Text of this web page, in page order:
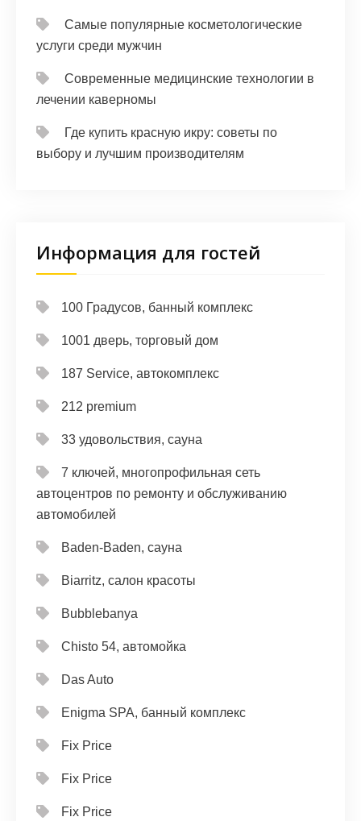
Самые популярные косметологические
услуги среди мужчин
Современные медицинские технологии в
лечении каверномы
Где купить красную икру: советы по
выбору и лучшим производителям
Информация для гостей
100 Градусов, банный комплекс
1001 дверь, торговый дом
187 Service, автокомплекс
212 premium
33 удовольствия, сауна
7 ключей, многопрофильная сеть
автоцентров по ремонту и обслуживанию
автомобилей
Baden-Baden, сауна
Biarritz, салон красоты
Bubblebanya
Chisto 54, автомойка
Das Auto
Enigma SPA, банный комплекс
Fix Price
Fix Price
Fix Price